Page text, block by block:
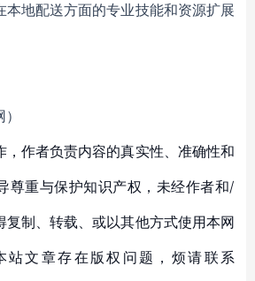
本地配送方面的专业技能和资源扩展
，作者负责内容的真实性、准确性和
尊重与保护知识产权，未经作者和/
复制、转载、或以其他方式使用本网
站文章存在版权问题，烦请联系